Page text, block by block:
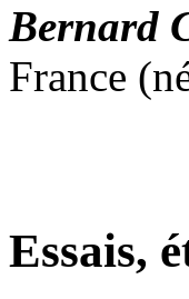
Bernard
France
Essais,